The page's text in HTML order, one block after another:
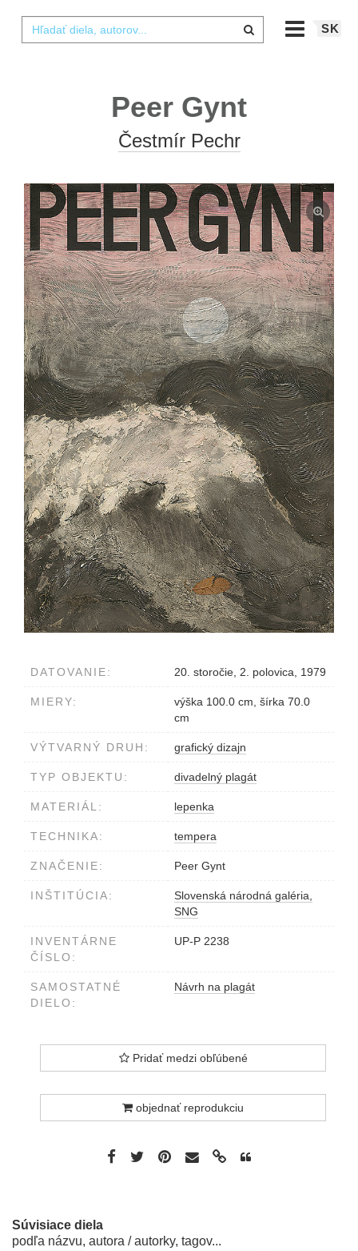
SK
Peer Gynt
Čestmír Pechr
DATOVANIE: 20. storočie, 2. polovica, 1979
MIERY:
výška 100.0 cm, šírka 70.0
cm
VÝTVARNÝ DRUH: grafický dizajn
TYP OBJEKTU: divadelný plagát
MATERIÁL: lepenka
TECHNIKA: tempera
ZNAČENIE: Peer Gynt
INŠTITÚCIA:
Slovenská národná galéria,
SNG
INVENTÁRNE
ČÍSLO:
UP-P 2238
SAMOSTATNÉ
DIELO:
Návrh na plagát
Pridať medzi obľúbené
objednať reprodukciu
Súvisiace diela
podľa názvu, autora / autorky, tagov...